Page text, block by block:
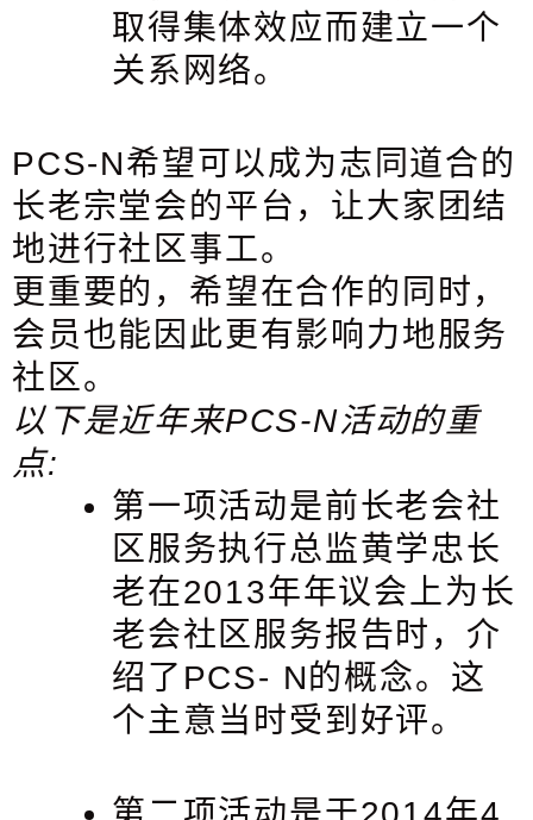
取得集体效应而建立一个
关系网络。
PCS-N希望可以成为志同道合的
长老宗堂会的平台，让大家团结
地进行社区事工。
更重要的，希望在合作的同时，
会员也能因此更有影响力地服务
社区。
以下是近年来PCS-N活动的重
点:
第一项活动是前长老会社
区服务执行总监黄学忠长
老在2013年年议会上为长
老会社区服务报告时，介
绍了PCS- N的概念。这
个主意当时受到好评。